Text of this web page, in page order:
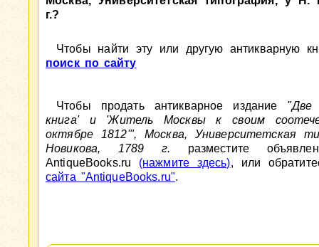
г.?
Чтобы найти эту или другую антикварную
поиск по сайту
Чтобы продать антикварное издание "Две
книга' и 'Житель Москвы к своим
октябре 1812'", Москва, Университетская
Новикова, 1789 г. разместите
AntiqueBooks.ru (нажмите здесь), или
сайта "AntiqueBooks.ru".